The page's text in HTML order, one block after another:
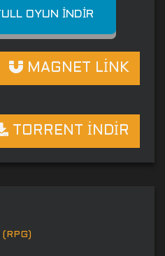
OYUN İNDIR
MAGNET LİNK
TORRENT İNDİR
(RPG)